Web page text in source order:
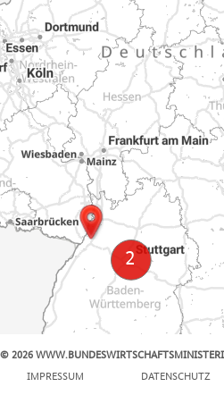
© 2026
IMPRESSUM
DATENSCHUTZ